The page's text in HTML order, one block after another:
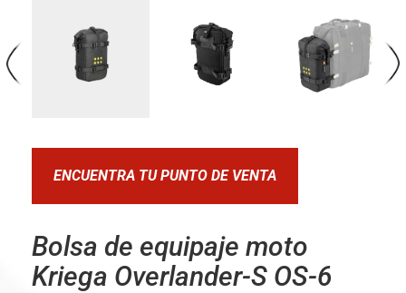
ENCUENTRA TU PUNTO DE VENTA
Bolsa de equipaje moto
Kriega Overlander-S OS-6